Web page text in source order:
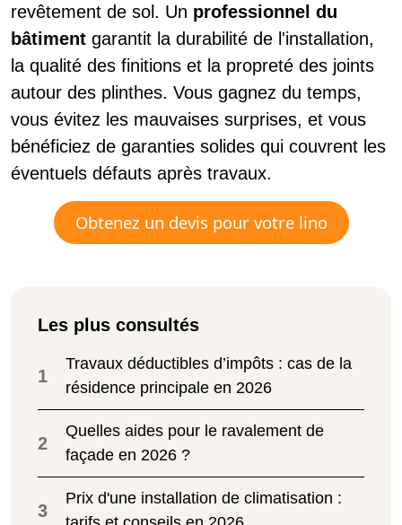
revêtement de sol. Un professionnel du
bâtiment garantit la durabilité de l'installation,
la qualité des finitions et la propreté des joints
autour des plinthes. Vous gagnez du temps,
vous évitez les mauvaises surprises, et vous
bénéficiez de garanties solides qui couvrent les
éventuels défauts après travaux.
Obtenez un devis pour votre lino
Les plus consultés
1
Travaux déductibles d’impôts : cas de la
résidence principale en 2026
2
Quelles aides pour le ravalement de
façade en 2026 ?
3
Prix d'une installation de climatisation :